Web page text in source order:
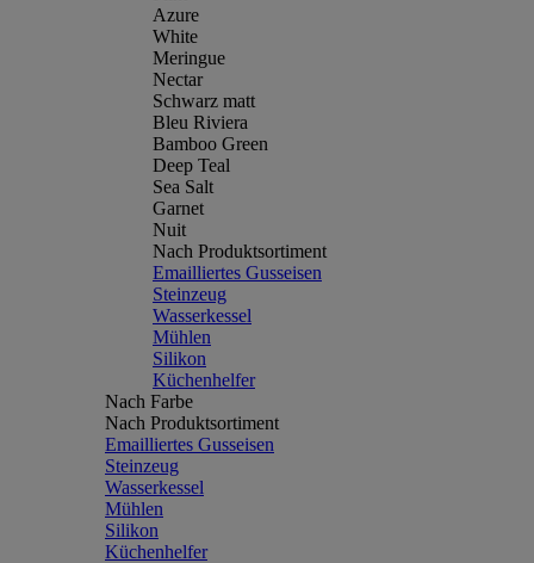
Azure
White
Meringue
Nectar
Schwarz matt
Bleu Riviera
Bamboo Green
Deep Teal
Sea Salt
Garnet
Nuit
Nach Produktsortiment
Emailliertes Gusseisen
Steinzeug
Wasserkessel
Mühlen
Silikon
Küchenhelfer
Nach Farbe
Nach Produktsortiment
Emailliertes Gusseisen
Steinzeug
Wasserkessel
Mühlen
Silikon
Küchenhelfer